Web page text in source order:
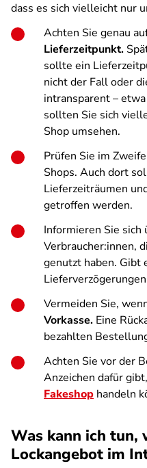
dass es sich vielleicht nur
Achten Sie genau
Lieferzeitpunkt.
sollte ein
nicht der Fall oder
intransparent –
sollten Sie sich
Shop umsehen.
Prüfen Sie im
Shops. Auch dort
Lieferzeiträumen
getroffen werden.
Informieren Sie sich
Verbraucher:innen,
genutzt haben. Gibt
Vermeiden Sie,
Vorkasse. Eine
bezahlten
Achten Sie vor der
Anzeichen dafür
Fakeshop handeln
Was kann ich tun,
Lockangebot im